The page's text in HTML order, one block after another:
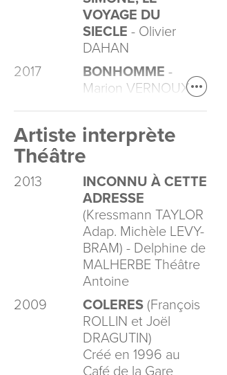
VOYAGE DU
SIECLE - Olivier
DAHAN
2017
BONHOMME -
Marion VERNOUX
Artiste interprète
Théâtre
2013
INCONNU À CETTE
ADRESSE
(Kressmann TAYLOR
Adap. Michèle LEVY-
BRAM) - Delphine de
MALHERBE Théâtre
Antoine
2009
COLERES (François
ROLLIN et Joël
DRAGUTIN)
Créé en 1996 au
Café de la Gare